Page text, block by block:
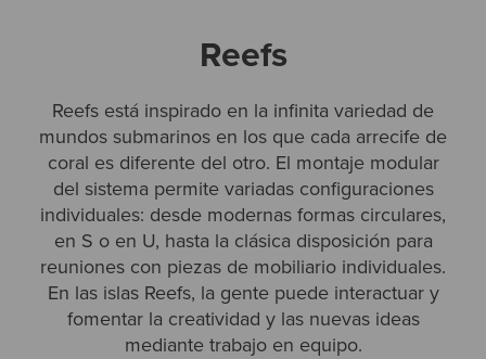
Reefs
Reefs está inspirado en la infinita variedad de
mundos submarinos en los que cada arrecife de
coral es diferente del otro. El montaje modular
del sistema permite variadas configuraciones
individuales: desde modernas formas circulares,
en S o en U, hasta la clásica disposición para
reuniones con piezas de mobiliario individuales.
En las islas Reefs, la gente puede interactuar y
fomentar la creatividad y las nuevas ideas
mediante trabajo en equipo.